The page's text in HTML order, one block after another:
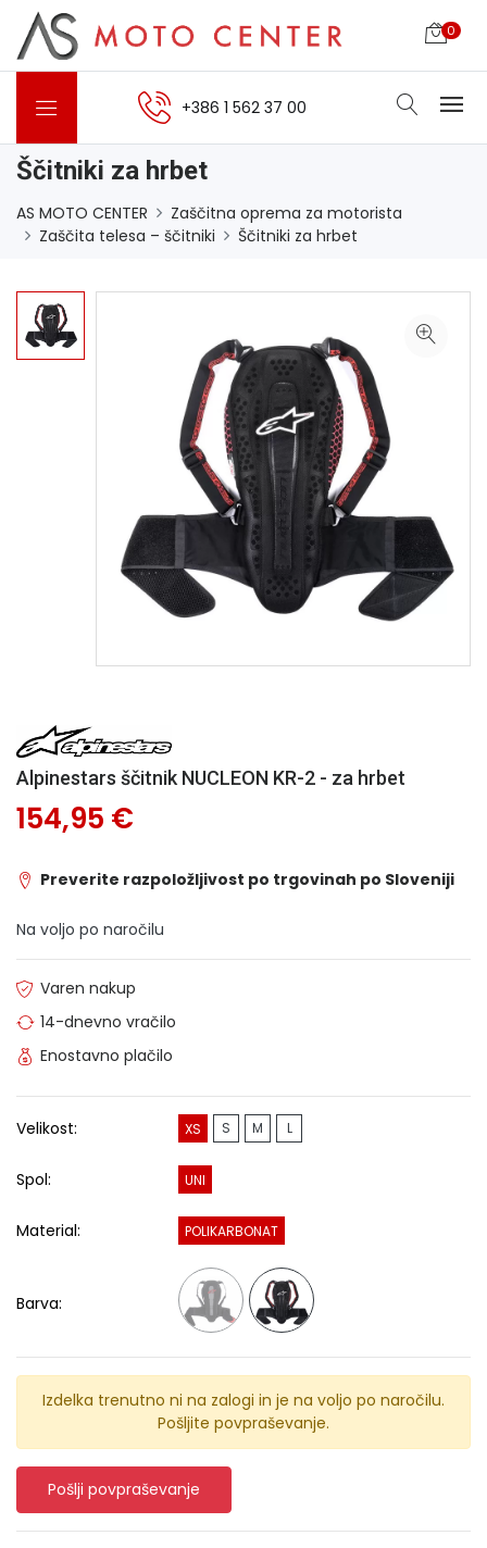
0
+386 1 562 37 00
Ščitniki za hrbet
AS MOTO CENTER
Zaščitna oprema za motorista
Zaščita telesa – ščitniki
Ščitniki za hrbet
Alpinestars ščitnik NUCLEON KR-2 - za hrbet
154,95 €
Preverite razpoložljivost po trgovinah po Sloveniji
Na voljo po naročilu
Varen nakup
14-dnevno vračilo
Enostavno plačilo
Velikost: XS S M L
Spol: UNI
Material: POLIKARBONAT
Barva:
Izdelka trenutno ni na zalogi in je na voljo po naročilu.
Pošljite povpraševanje.
Pošlji povpraševanje